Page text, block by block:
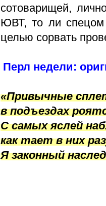
сотоварищей,
ЮВТ, то ли спецом
целью сорвать
Перл недели:
«Привычные
в подъездах
С самых яслей
как тает в них
Я законный